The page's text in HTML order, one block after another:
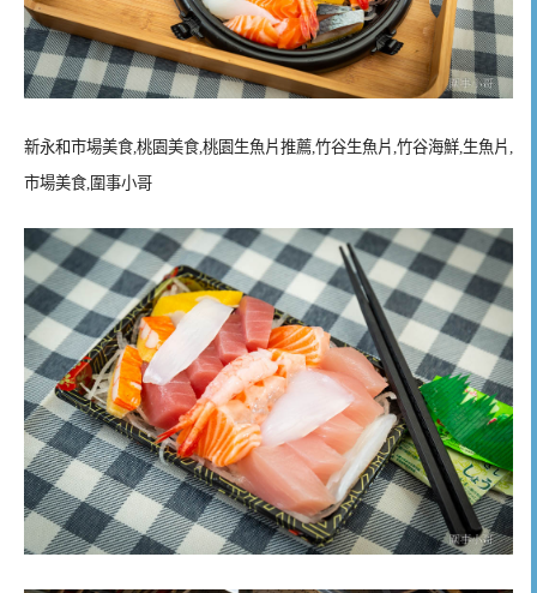
新永和市場美食,桃園美食,桃園生魚片推薦,竹谷生魚片,竹谷海鮮,生魚片,
市場美食,圍事小哥